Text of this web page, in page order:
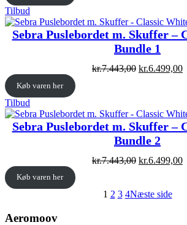
Tilbud
på
tilbud
Sebra Puslebordet m. Skuffer –
Bundle 1
kr.7.443,00 Original
kr.6.499,00
Køb varen her
Tilbud
på
tilbud
Sebra Puslebordet m. Skuffer –
Bundle 2
kr.7.443,00 Original
kr.7.443,00.
kr.6.499,00
Køb varen her
1 2 3 4Næste side
Aeromoov